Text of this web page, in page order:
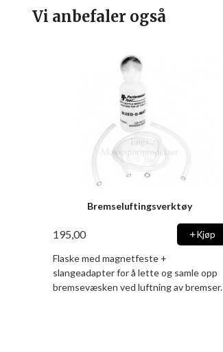
Vi anbefaler også
Bremseluftingsverktøy
195,00 Kjøp
Flaske med magnetfeste +
slangeadapter for å lette og samle opp
bremsevæsken ved luftning av bremser.